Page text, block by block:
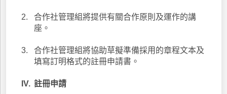
2.
合作社管理組將提供有關合作原則及運作的講
座。
3.
合作社管理組將協助草擬準備採用的章程文本及
填寫訂明格式的註冊申請書。
IV. 註冊申請